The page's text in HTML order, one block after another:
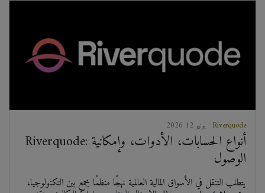
2026 يونيو 12 Riverquode
Riverquode: أنواع الحسابات، الأدوات، وإمكانية
الوصول
يتطلب التنقل في الأسواق المالية العالمية نهجًا منظمًا يجمع بين التكنولوجيا،